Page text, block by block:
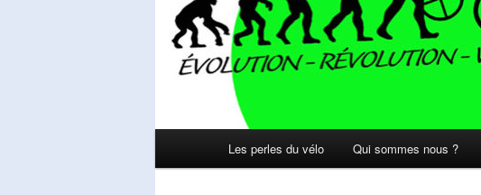
Les perles du vélo Qui sommes nous ?